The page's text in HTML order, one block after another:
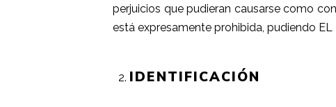
perjuicios que pudieran causarse como
está expresamente prohibida, pudiendo
IDENTIFICACIÓN